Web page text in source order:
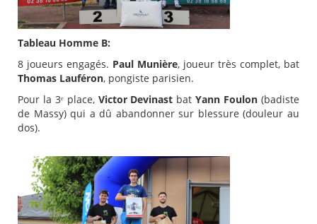
Tableau Homme B:
8 joueurs engagés. Paul Munière, joueur très complet, bat
Thomas Lauféron, pongiste parisien.
Pour la 3ᵉ place, Victor Devinast batYann Foulon (badiste
de Massy) qui a dû abandonner sur blessure (douleur au
dos).